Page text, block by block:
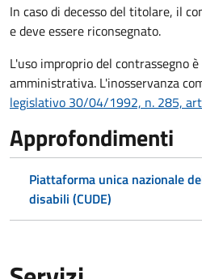
In caso di decesso del titolare, il
e deve essere riconsegnato.
L'uso improprio del contrassegno
amministrativa. L'inosservanza
legislativo 30/04/1992, n. 285,
Approfondimenti
Piattaforma unica nazionale
disabili (CUDE)